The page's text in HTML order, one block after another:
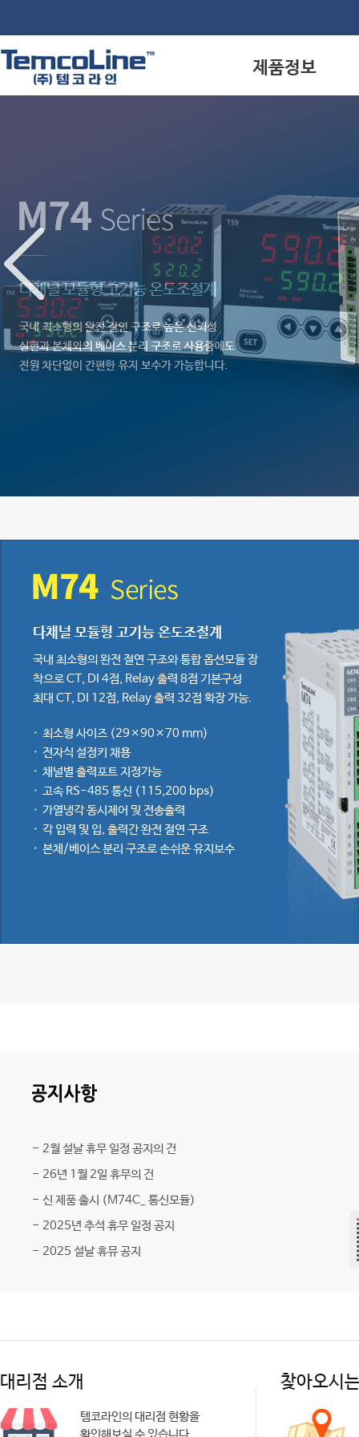
제품정보
N74시리즈
다채널 모듈형 고기능 온도조절계
국내 최소형의 완전 절연 구조와 통합 옵션모듈 장
착으로 CT, DI 4점, Relay 출력 8점 기본구성
최대 CT, DI 12점, Relay 출력 32점 확장 가능.
최소형 사이즈 (29×90×70 mm)
전자식 설정키 채용
채널별 출력포트 지정가능
고속 RS-485 통신 (115,200 bps)
가열냉각 동시제어 및 전송출력
각 입력 및 입, 출력간 완전 절연 구조
본체/베이스 분리 구조로 손쉬운 유지보수
- 2월 설날 휴무 일정 공지의 건
- 26년 1월 2일 휴무의 건
- 신 제품 출시 (M74C_ 통신모듈)
- 2025년 추석 휴무 일정 공지
- 2025 설날 휴뮤 공지
대리점 소개
템코라인의 대리점 현황을
확인해보실 수 있습니다.
찾아오시